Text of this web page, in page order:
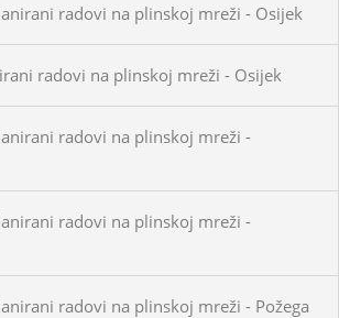
radovi na plinskoj mreži - Osijek
radovi na plinskoj mreži - Osijek
radovi na plinskoj mreži -
radovi na plinskoj mreži -
radovi na plinskoj mreži - Požega